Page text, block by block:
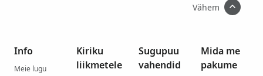
Vähem
Info
Meie lugu
Kiriku
liikmetele
Sugupuu
vahendid
Mida me
pakume